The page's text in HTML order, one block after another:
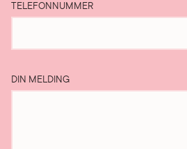
TELEFONNUMMER
DIN MELDING